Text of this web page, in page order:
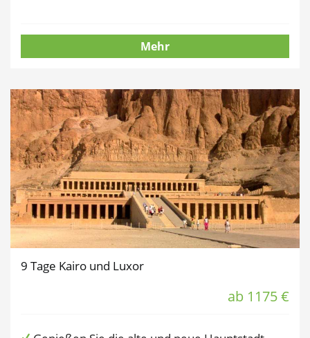
Mehr
9 Tage Kairo und Luxor
ab 1175 €